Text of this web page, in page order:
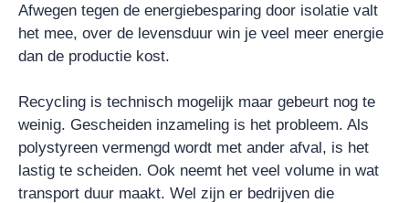
Afwegen tegen de energiebesparing door isolatie valt
het mee, over de levensduur win je veel meer energie
dan de productie kost.
Recycling is technisch mogelijk maar gebeurt nog te
weinig. Gescheiden inzameling is het probleem. Als
polystyreen vermengd wordt met ander afval, is het
lastig te scheiden. Ook neemt het veel volume in wat
transport duur maakt. Wel zijn er bedrijven die